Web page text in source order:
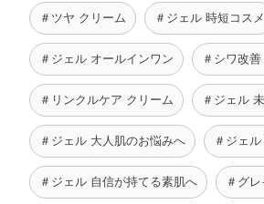
※；有効成分 無印；その他の成分
＃ツヤ クリーム ＃ジェル 時短コスメ
＃ジェル オールインワン ＃シワ改
＃リンクルケア クリーム ＃ジェル
＃ジェル 大人肌のお悩みへ ＃ジェ
＃ジェル 自信が持てる素肌へ ＃グ